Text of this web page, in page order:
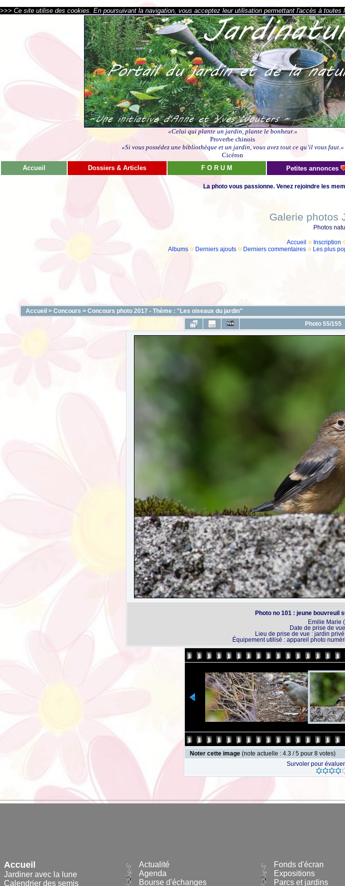
>>> Ce site utilise des cookies. En poursuivant la navigation, vous acceptez leur utilisation permettant l'accès à toutes
«Celui qui plante un jardin, plante le bonheur.»
Proverbe chinois
«Si vous possédez une bibliothèque et un jardin, vous avez tout ce qu’il vous faut.»
Cicéron
Accueil
Dossiers & Articles F O R U M Petites annonces
La photo vous passionne. Venez rejoindre les
Galerie photos
Photos
Accueil Inscription
Albums
Derniers ajouts Derniers commentaires Les plus
Accueil > Concours > Concours photo 2017 - Thème : "Les oiseaux du jardin"
Photo 55/155
Photo no 101 : jeune bouvreuil
Emilie Marie
Date de prise de
Lieu de prise de vue : jardin
Équipement utilisé : appareil photo
Noter cette image (note actuelle : 4.3 / 5 pour 8 votes)
Survoler pour
Accueil
Jardiner avec la lune
Calendrier des semis
Actualité
Agenda
Bourse d'échanges
Fonds d'écran
Expositions
Parcs et jardins